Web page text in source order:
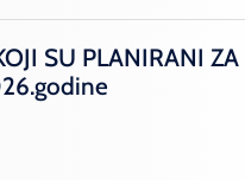
SU PLANIRANI ZA